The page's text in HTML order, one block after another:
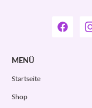
MENÜ
Startseite
Shop